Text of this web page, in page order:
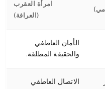
امرأة العقرب
(العرافة)
الأمان العاطفي
والحقيقة المطلقة.
الاتصال العاطفي